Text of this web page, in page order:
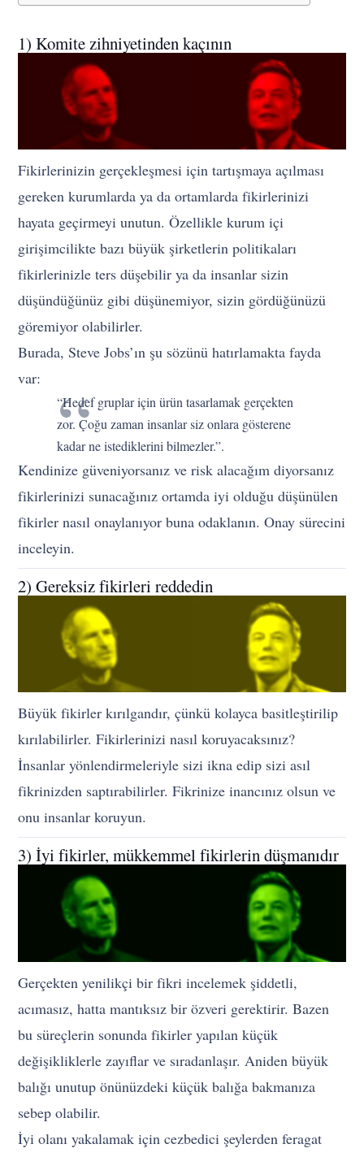
1) Komite zihniyetinden kaçının
Fikirlerinizin gerçekleşmesi için tartışmaya açılması
gereken kurumlarda ya da ortamlarda fikirlerinizi
hayata geçirmeyi unutun. Özellikle kurum içi
girişimcilikte bazı büyük şirketlerin politikaları
fikirlerinizle ters düşebilir ya da insanlar sizin
düşündüğünüz gibi düşünemiyor, sizin gördüğünüzü
göremiyor olabilirler.
Burada, Steve Jobs’ın şu sözünü hatırlamakta fayda
var:
“Hedef gruplar için ürün tasarlamak gerçekten
zor. Çoğu zaman insanlar siz onlara gösterene
kadar ne istediklerini bilmezler.”.
Kendinize güveniyorsanız ve risk alacağım diyorsanız
fikirlerinizi sunacağınız ortamda iyi olduğu düşünülen
fikirler nasıl onaylanıyor buna odaklanın. Onay sürecini
inceleyin.
2) Gereksiz fikirleri reddedin
Büyük fikirler kırılgandır, çünkü kolayca basitleştirilip
kırılabilirler. Fikirlerinizi nasıl koruyacaksınız?
İnsanlar yönlendirmeleriyle sizi ikna edip sizi asıl
fikrinizden saptırabilirler. Fikrinize inancınız olsun ve
onu insanlar koruyun.
3) İyi fikirler, mükkemmel fikirlerin düşmanıdır
Gerçekten yenilikçi bir fikri incelemek şiddetli,
acımasız, hatta mantıksız bir özveri gerektirir. Bazen
bu süreçlerin sonunda fikirler yapılan küçük
değişikliklerle zayıflar ve sıradanlaşır. Aniden büyük
balığı unutup önünüzdeki küçük balığa bakmanıza
sebep olabilir.
İyi olanı yakalamak için cezbedici şeylerden feragat